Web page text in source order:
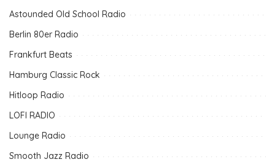
Astounded Old School Radio
Berlin 80er Radio
Frankfurt Beats
Hamburg Classic Rock
Hitloop Radio
LOFI RADIO
Lounge Radio
Smooth Jazz Radio